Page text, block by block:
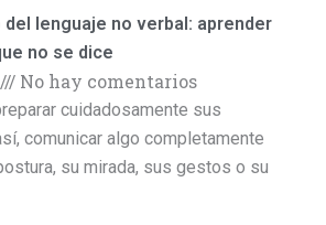
del lenguaje no verbal: aprender
no se dice
No hay comentarios
cuidadosamente sus
comunicar algo completamente
su mirada, sus gestos o su